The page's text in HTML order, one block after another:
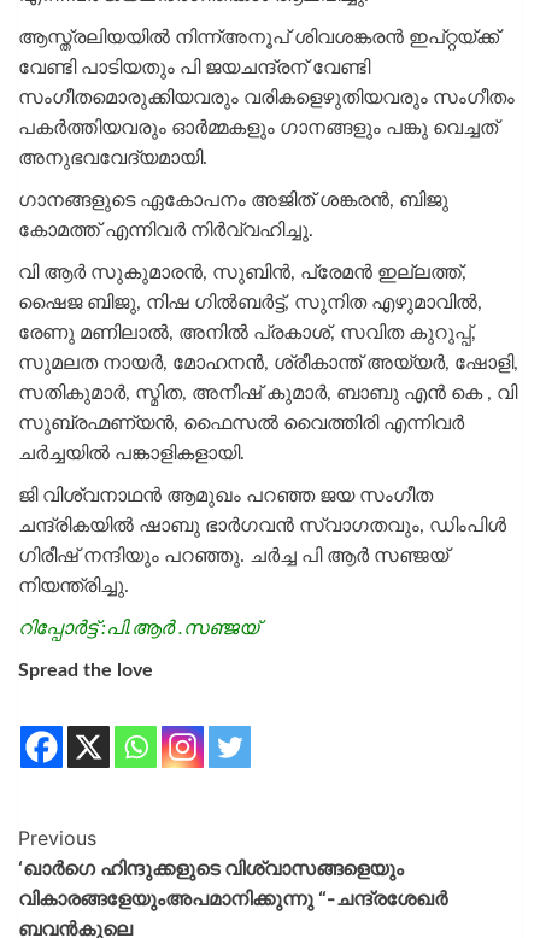
ആസ്ത്രലിയയിൽ നിന്ന്അനൂപ് ശിവശങ്കരൻ ഇപ്റ്റയ്ക്ക്
വേണ്ടി പാടിയതും പി ജയചന്ദ്രന് വേണ്ടി
സംഗീതമൊരുക്കിയവരും വരികളെഴുതിയവരും സംഗീതം
പകർത്തിയവരും ഓർമ്മകളും ഗാനങ്ങളും പങ്കു വെച്ചത്
അനുഭവവേദ്യമായി.
ഗാനങ്ങളുടെ ഏകോപനം അജിത് ശങ്കരൻ, ബിജു
കോമത്ത് എന്നിവർ നിർവ്വഹിച്ചു.
വി ആർ സുകുമാരൻ, സുബിൻ, പ്രേമൻ ഇല്ലത്ത്,
ഷൈജ ബിജു, നിഷ ഗിൽബർട്ട്, സുനിത എഴുമാവിൽ,
രേണു മണിലാൽ, അനിൽ പ്രകാശ്, സവിത കുറുപ്പ്,
സുമലത നായർ, മോഹനൻ, ശ്രീകാന്ത് അയ്യർ, ഷോളി,
സതികുമാർ, സ്മിത, അനീഷ് കുമാർ, ബാബു എൻ കെ , വി
സുബ്രഹ്മണ്യൻ, ഫൈസൽ വൈത്തിരി എന്നിവർ
ചർച്ചയിൽ പങ്കാളികളായി.
ജി വിശ്വനാഥൻ ആമുഖം പറഞ്ഞ ജയ സംഗീത
ചന്ദ്രികയിൽ ഷാബു ഭാർഗവൻ സ്വാഗതവും, ഡിംപിൾ
ഗിരീഷ് നന്ദിയും പറഞ്ഞു. ചർച്ച പി ആർ സഞ്ജയ്
നിയന്ത്രിച്ചു.
റിപ്പോർട്ട് :പി.ആർ .സഞ്ജയ്
Spread the love
Previous
‘ഖാർഗെ ഹിന്ദുക്കളുടെ വിശ്വാസങ്ങളെയും
വികാരങ്ങളേയുംഅപമാനിക്കുന്നു “-ചന്ദ്രശേഖർ
ബവൻകുലെ